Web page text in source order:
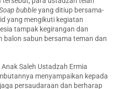
bubbleyang ditiup bersama-
yang mengikuti kegiatan
tampak kegirangan dan
balon sabun bersama teman dan
Saleh Ustadzah Ermia
menyampaikan kepada
persaudaraan dan berharap